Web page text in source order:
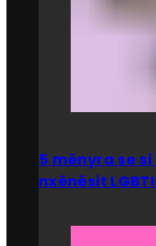
5 mënyra se
nxënësit